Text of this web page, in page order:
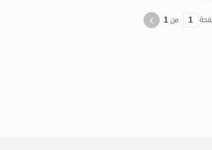
1 من1